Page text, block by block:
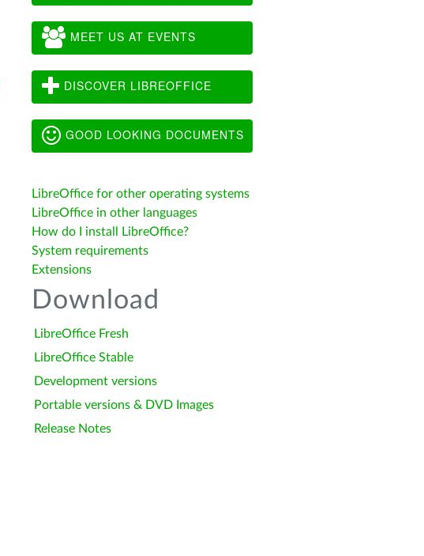
MEET US AT EVENTS
DISCOVER LIBREOFFICE
GOOD LOOKING DOCUMENTS
LibreOffice for other operating systems
LibreOffice in other languages
How do I install LibreOffice?
System requirements
Extensions
Download
LibreOffice Fresh
LibreOffice Stable
Development versions
Portable versions & DVD Images
Release Notes